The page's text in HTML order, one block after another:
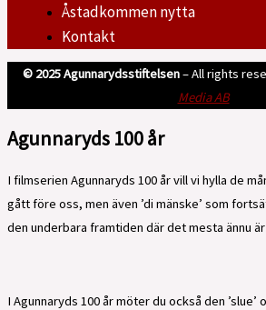
Åstadkommen nytta
Kontakt
© 2025 Agunnarydsstiftelsen– All rights
Media AB
Agunnaryds 100 år
I filmserien Agunnaryds 100 år vill vi hylla de
gått före oss, men även ’di mänske’ som
den underbara framtiden där det mesta ännu
I Agunnaryds 100 år möter du också den ’slue’